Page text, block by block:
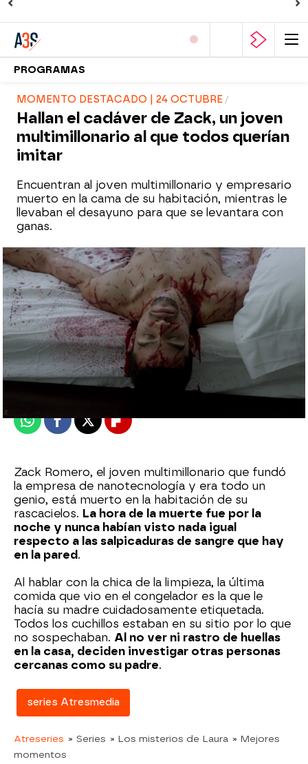
PROGRAMAS
MOMENTO DESTACADO | 24 OCTUBRE
Hallan el cadáver de Zack, un joven
multimillonario al que todos querían
imitar
Encuentran al joven multimillonario y empresario
muerto en la cama de su habitación, mientras le
llevaban el desayuno para que se levantara con
ganas.
atreseries
Madrid
Publicado:24 de octubre de 2022, 23:34
WhatsappFacebook
X Flipboard
Zack Romero, el joven multimillonario que fundó
la empresa de nanotecnología y era todo un
genio, está muerto en la habitación de su
rascacielos. La hora de la muerte fue por la
noche y nunca habían visto nada igual
respecto a las salpicaduras de sangre que hay
en la pared .
Al hablar con la chica de la limpieza, la última
comida que vio en el congelador es la que le
hacía su madre cuidadosamente etiquetada.
Todos los cuchillos estaban en su sitio por lo que
no sospechaban. Al no ver ni rastro de huellas
en la casa, deciden investigar otras personas
cercanas como su padre.
series Atresmedia
Atreseries » Series » Los misterios de Laura » Mejores
momentos